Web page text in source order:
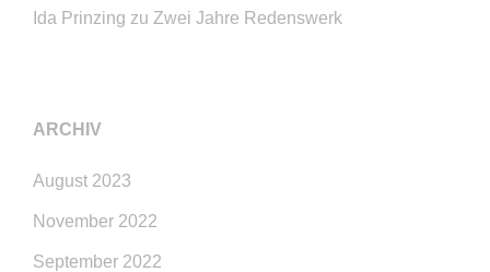
Ida Prinzing zu Zwei Jahre Redenswerk
ARCHIV
August 2023
November 2022
September 2022